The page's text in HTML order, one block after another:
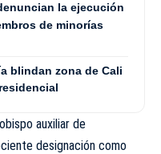
la ejecución
de minorías
blindan zona de Cali
auxiliar de
designación como